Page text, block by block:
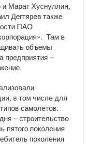
и Марат Хуснуллин,
Дегтярев также
ПАО
Там в
объемы
предприятия –
в том числе для
самолетов.
– строительство
пятого поколения
поколения